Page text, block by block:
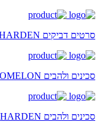
סרטים דביקים HARDEN
סכינים ולהבים KOMELON
סכינים ולהבים HARDEN